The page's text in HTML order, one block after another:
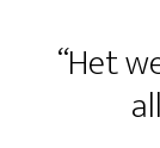
“Het